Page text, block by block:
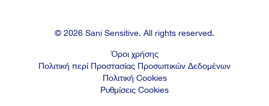
© 2026 Sani Sensitive. All rights reserved.
Όροι χρήσης
Πολιτική περί Προστασίας Προσωπικών Δεδομένων
Πολιτική Cookies
Ρυθμίσεις Cookies